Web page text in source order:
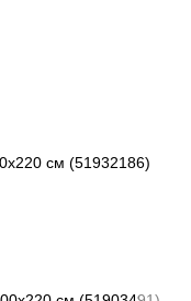
см (51932186)